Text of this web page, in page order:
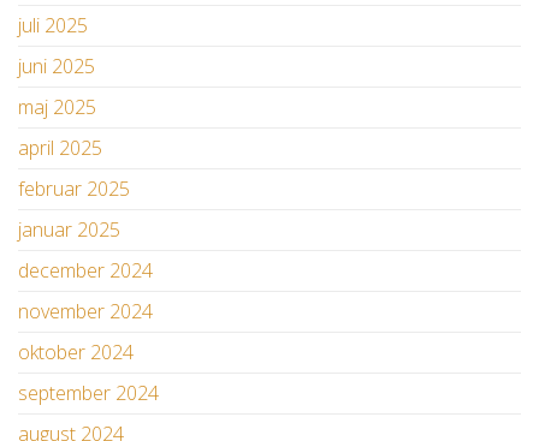
juli 2025
juni 2025
maj 2025
april 2025
februar 2025
januar 2025
december 2024
november 2024
oktober 2024
september 2024
august 2024